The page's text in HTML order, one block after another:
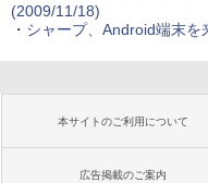
(2009/11/18)
・ シャープ、Android端末を
本サイトのご利用について
広告掲載のご案内